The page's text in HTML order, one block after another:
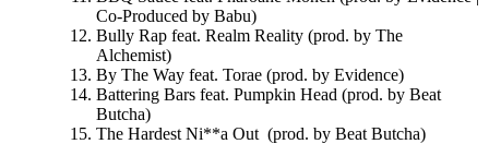
Co-Produced by Babu)
Bully Rap feat. Realm Reality (prod. by The
Alchemist)
By The Way feat. Torae (prod. by Evidence)
Battering Bars feat. Pumpkin Head (prod. by Beat
Butcha)
The Hardest Ni**a Out (prod. by Beat Butcha)